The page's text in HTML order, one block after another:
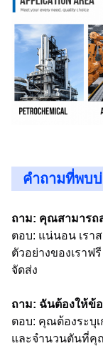
คำถามที่พบ
ถาม: คุณสามารถ
ตอบ: แน่นอน เรา
ตัวอย่างของเราฟ
จัดส่ง
ถาม: ฉันต้องให้ข้
ตอบ: คุณต้องระบุ
และจำนวนตันที่คุ